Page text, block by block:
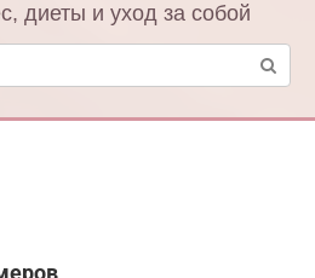
диеты и уход за собой